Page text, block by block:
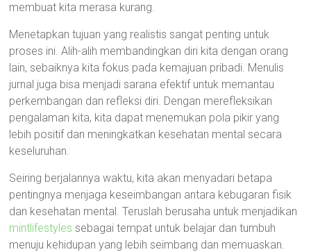
membuat kita merasa kurang.
Menetapkan tujuan yang realistis sangat penting untuk
proses ini. Alih-alih membandingkan diri kita dengan orang
lain, sebaiknya kita fokus pada kemajuan pribadi. Menulis
jurnal juga bisa menjadi sarana efektif untuk memantau
perkembangan dan refleksi diri. Dengan merefleksikan
pengalaman kita, kita dapat menemukan pola pikir yang
lebih positif dan meningkatkan kesehatan mental secara
keseluruhan.
Seiring berjalannya waktu, kita akan menyadari betapa
pentingnya menjaga keseimbangan antara kebugaran fisik
dan kesehatan mental. Teruslah berusaha untuk menjadikan
mintlifestyles sebagai tempat untuk belajar dan tumbuh
menuju kehidupan yang lebih seimbang dan memuaskan.